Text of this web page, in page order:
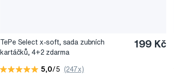
TePe Select x-soft, sada zubních
kartáčků, 4+2 zdarma
199 Kč
5,0/5 (247x)